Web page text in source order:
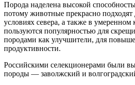
Порода наделена высокой
потому животные прекрасно подходят
условиях севера, а также в
пользуются популярностью для
породами как улучшители, для
продуктивности.
Российскими селекционерами были
породы — заволжский и